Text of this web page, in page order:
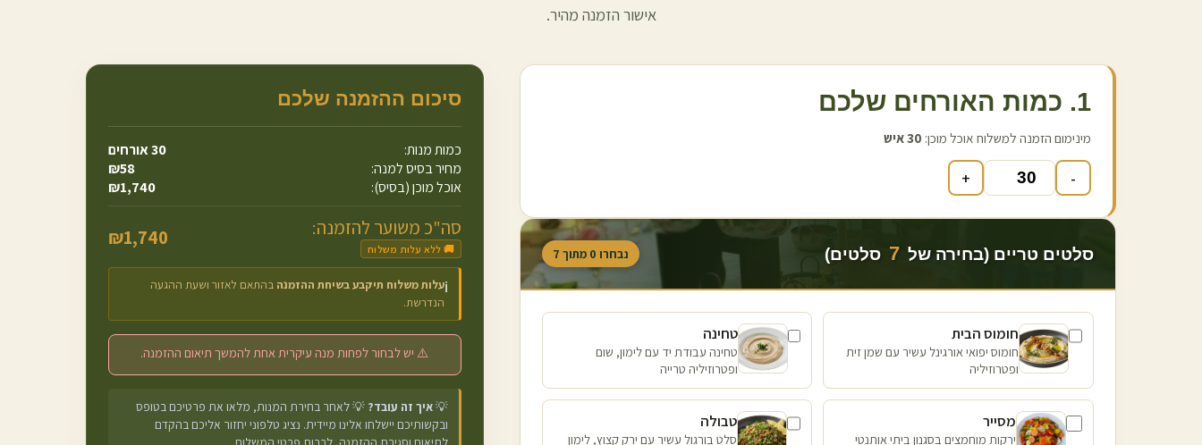
אישור הזמנה מהיר.
1. כמות האורחים שלכם
מינימום הזמנה למשלוח אוכל מוכן: 30איש
-
+
סלטים טריים (בחירה של 7 סלטים) נבחרו 0 מתוך 7
חומוס הבית
חומוס יפואי אורגינל עשיר עם שמן זית
ופטרוזיליה
טחינה
טחינה עבודת יד עם לימון, שום
ופטרוזיליה טרייה
מסייר
ירקות מוחמצים בסגנון ביתי אותנטי
טבולה
סלט בורגול עשיר עם ירק קצוץ, לימון
סיכום ההזמנה שלכם
כמות מנות: 30אורחים
מחיר בסיס למנה:
₪58
אוכל מוכן (בסיס):
₪1,740
סה"כ משוער להזמנה:
🚚 ללא עלות משלוח ₪1,740
ℹ️עלות משלוח תיקבע בשיחת ההזמנה בהתאם לאזור ושעת ההגעה
הנדרשת.
⚠️ יש לבחור לפחות מנה עיקרית אחת להמשך תיאום ההזמנה.
💡איך זה עובד? 💡 לאחר בחירת המנות, מלאו את פרטיכם בטופס
ובקשותיכם יישלחו אלינו מיידית. נציג טלפוני יחזור אליכם בהקדם